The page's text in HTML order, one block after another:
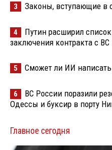
3 Законы, вступающие в
4
Путин расширил
заключения контракта с
5 Сможет ли ИИ
6
ВС России поразили
Одессы и буксир в порту
Главное сегодня